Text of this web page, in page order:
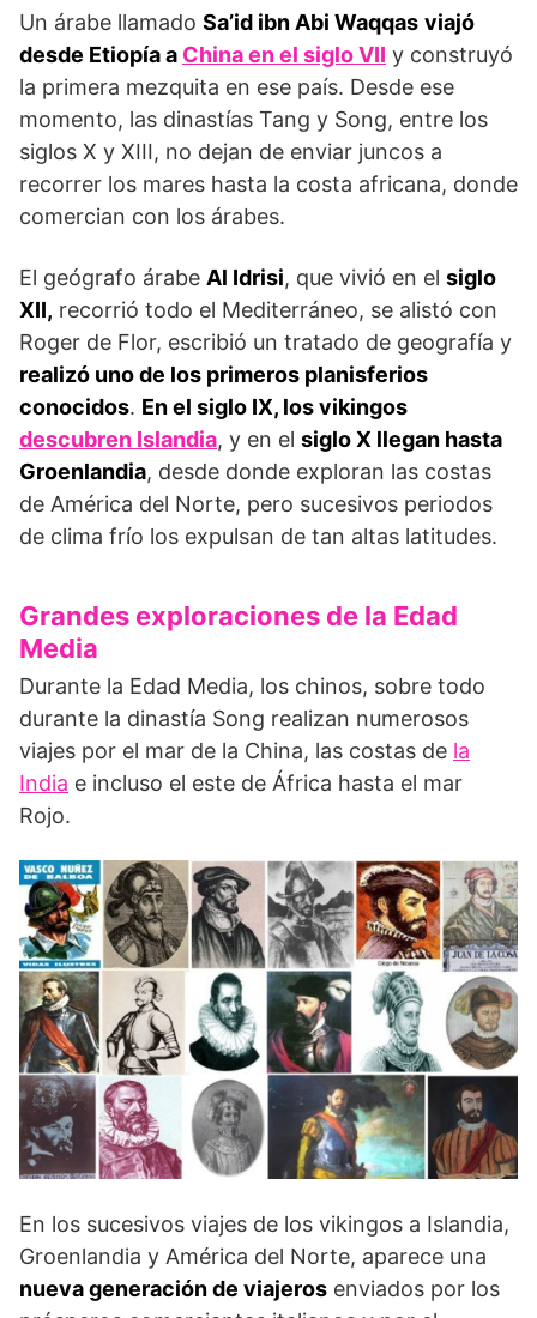
Un árabe llamado Sa’id ibn Abi Waqqas viajó
desde Etiopía a China en el siglo VII y construyó
la primera mezquita en ese país. Desde ese
momento, las dinastías Tang y Song, entre los
siglos X y XIII, no dejan de enviar juncos a
recorrer los mares hasta la costa africana, donde
comercian con los árabes.
El geógrafo árabe Al Idrisi, que vivió en el siglo
XII, recorrió todo el Mediterráneo, se alistó con
Roger de Flor, escribió un tratado de geografía y
realizó uno de los primeros planisferios
conocidos. En el siglo IX, los vikingos
descubren Islandia, y en el siglo X llegan hasta
Groenlandia, desde donde exploran las costas
de América del Norte, pero sucesivos periodos
de clima frío los expulsan de tan altas latitudes.
Grandes exploraciones de la Edad
Media
Durante la Edad Media, los chinos, sobre todo
durante la dinastía Song realizan numerosos
viajes por el mar de la China, las costas de la
India e incluso el este de África hasta el mar
Rojo.
En los sucesivos viajes de los vikingos a Islandia,
Groenlandia y América del Norte, aparece una
nueva generación de viajeros enviados por los